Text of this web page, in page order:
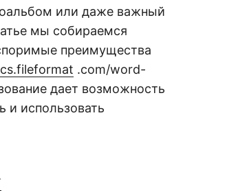
или даже важный
мы собираемся
преимущества
.com/word-
дает возможность
и использовать